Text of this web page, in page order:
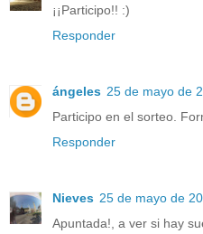
¡¡Participo!! :)
Responder
ángeles 25 de mayo de
Participo en el sorteo.
Responder
Nieves 25 de mayo de
Apuntada!, a ver si hay